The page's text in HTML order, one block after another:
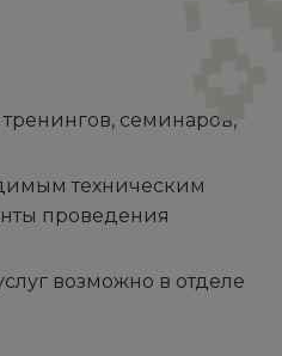
семинаров,
техническим
проведения
возможно в отделе